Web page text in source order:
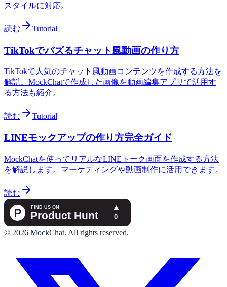
スタイルに対応。
読む Tutorial
TikTokでバズるチャット風動画の作り方
TikTokで人気のチャット風動画コンテンツを作成する方法を
解説。MockChatで作成した画像を動画編集アプリで活用す
る方法も紹介。
読む Tutorial
LINEモックアップの作り方完全ガイド
MockChatを使ってリアルなLINEトーク画面を作成する方法
を解説します。マーケティングや動画制作に活用できます。
読む
© 2026 MockChat. All rights reserved.